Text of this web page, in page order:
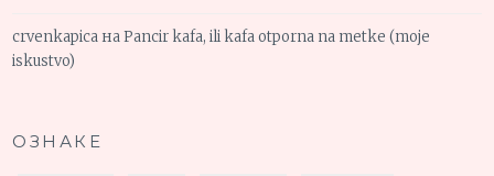
crvenkapica наPancir kafa, ili kafa otporna na metke (moje
iskustvo)
ОЗНАКЕ